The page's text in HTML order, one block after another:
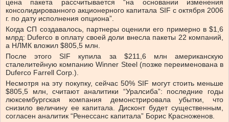
цена пакета рассчитывается “на основании изменения
консолидированного акционерного капитала SIF с октября 2006
г. по дату исполнения опциона”.
Когда СП создавалось, партнеры оценили его примерно в $1,6
млрд: Duferco в оплату своей доли внесла пакеты 22 компаний,
а НЛМК вложил $805,5 млн.
После этого SIF купила за $211,6 млн американскую
сталелитейную компанию Winner Steel (позже переименована в
Duferco Farrell Corp.).
Несмотря на эту покупку, сейчас 50% SIF могут стоить меньше
$805,5 млн, считают аналитики “Уралсиба”: последние годы
люксембургская компания демонстрировала убытки, что
снизило величину ее капитала. Дисконт будет существенным,
согласен аналитик “Ренессанс капитала” Борис Красноженов.